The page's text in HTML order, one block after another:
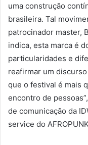
uma construção
brasileira. Tal
patrocinador master,
indica, esta marca é
particularidades e
reafirmar um
que o festival é mais
encontro de
de comunicação da
service do